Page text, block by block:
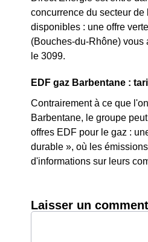
concurrence du secteur
disponibles : une offre
(Bouches-du-Rhône) vous
le 3099.
EDF gaz Barbentane :
Contrairement à ce que
Barbentane, le groupe
offres EDF pour le gaz :
durable », où les
d'informations sur leurs
Laisser un